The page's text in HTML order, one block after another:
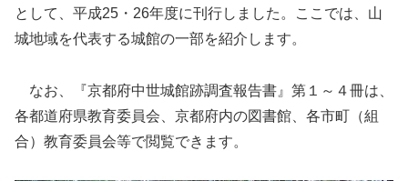
として、平成25・26年度に刊行しました。ここでは、山
城地域を代表する城館の一部を紹介します。
なお、『京都府中世城館跡調査報告書』第１～４冊は、
各都道府県教育委員会、京都府内の図書館、各市町（組
合）教育委員会等で閲覧できます。